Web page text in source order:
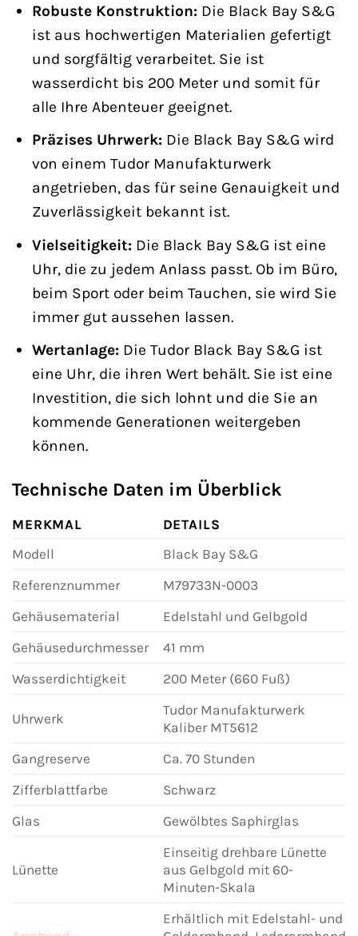
Robuste Konstruktion:Die Black Bay S&G
ist aus hochwertigen Materialien gefertigt
und sorgfältig verarbeitet. Sie ist
wasserdicht bis 200 Meter und somit für
alle Ihre Abenteuer geeignet.
Präzises Uhrwerk:Die Black Bay S&G wird
von einem Tudor Manufakturwerk
angetrieben, das für seine Genauigkeit und
Zuverlässigkeit bekannt ist.
Vielseitigkeit:Die Black Bay S&G ist eine
Uhr, die zu jedem Anlass passt. Ob im Büro,
beim Sport oder beim Tauchen, sie wird Sie
immer gut aussehen lassen.
Wertanlage:Die Tudor Black Bay S&G ist
eine Uhr, die ihren Wert behält. Sie ist eine
Investition, die sich lohnt und die Sie an
kommende Generationen weitergeben
können.
Technische Daten im Überblick
MERKMAL
DETAILS
Modell
Black Bay S&G
Referenznummer
M79733N-0003
Gehäusematerial
Edelstahl und Gelbgold
Gehäusedurchmesser
41 mm
Wasserdichtigkeit
200 Meter (660 Fuß)
Uhrwerk
Tudor Manufakturwerk
Kaliber MT5612
Gangreserve
Ca. 70 Stunden
Zifferblattfarbe
Schwarz
Glas
Gewölbtes Saphirglas
Lünette
Einseitig drehbare Lünette
aus Gelbgold mit 60-
Minuten-Skala
Erhältlich mit Edelstahl- und